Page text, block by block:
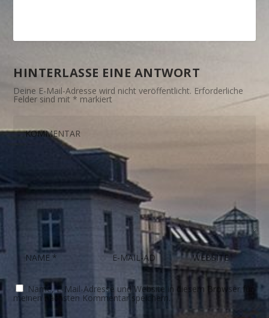
HINTERLASSE EINE ANTWORT
Deine E-Mail-Adresse wird nicht veröffentlicht. Erforderliche
Felder sind mit* markiert
Name, E-Mail-Adresse und Website in diesem Browser für
meinen nächsten Kommentar speichern.